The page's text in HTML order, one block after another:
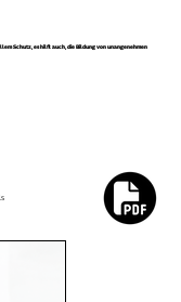
Schutz, es hilft auch, die Bildung von unangenehmen